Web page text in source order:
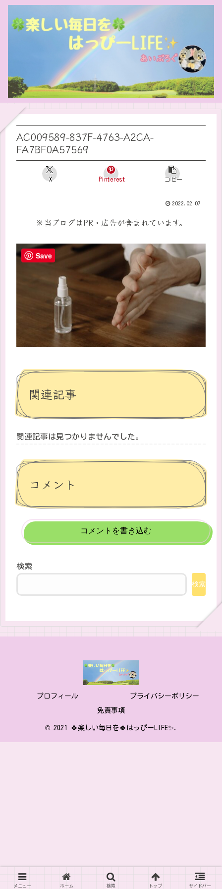
AC009589-837F-4763-A2CA-
FA7BF0A57569
X Pinterest コピー
2022.02.07
※当ブログはPR・広告が含まれています。
関連記事
関連記事は見つかりませんでした。
コメント
コメントを書き込む
検索
検索
プロフィール プライバシーポリシー
免責事項
© 2021 🍀楽しい毎日を🍀はっぴーLIFE✨.
メニュー ホーム 検索 トップ サイドバー
Save